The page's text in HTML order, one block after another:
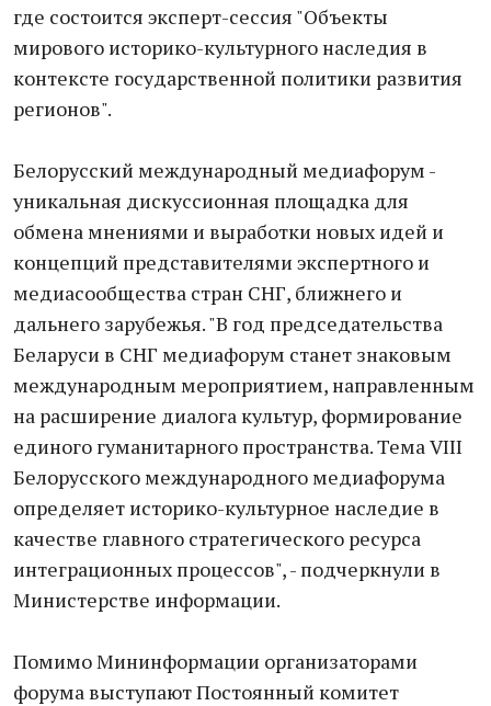
где состоится эксперт-сессия "Объекты
мирового историко-культурного наследия в
контексте государственной политики развития
регионов".
Белорусский международный медиафорум -
уникальная дискуссионная площадка для
обмена мнениями и выработки новых идей и
концепций представителями экспертного и
медиасообщества стран СНГ, ближнего и
дальнего зарубежья. "В год председательства
Беларуси в СНГ медиафорум станет знаковым
международным мероприятием, направленным
на расширение диалога культур, формирование
единого гуманитарного пространства. Тема VIII
Белорусского международного медиафорума
определяет историко-культурное наследие в
качестве главного стратегического ресурса
интеграционных процессов", - подчеркнули в
Министерстве информации.
Помимо Мининформации организаторами
форума выступают Постоянный комитет